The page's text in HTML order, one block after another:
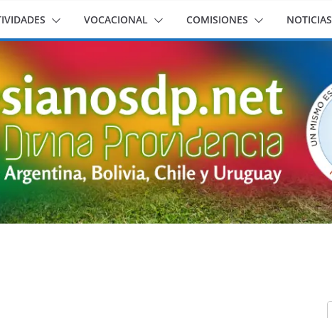
VOCACIONAL COMISIONES NOTICIAS